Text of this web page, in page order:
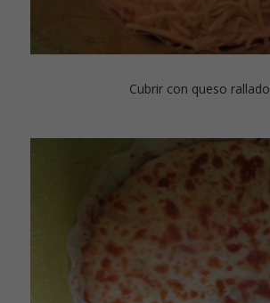
Cubrir con queso rallado